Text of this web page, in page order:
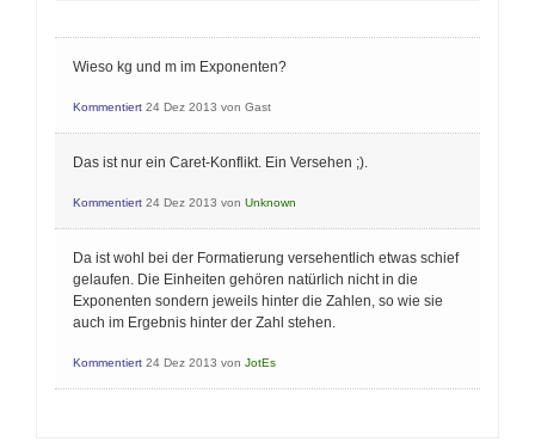
Wieso kg und m im Exponenten?
Kommentiert 24 Dez 2013 von Gast
Das ist nur ein Caret-Konflikt. Ein Versehen ;).
Kommentiert 24 Dez 2013 von Unknown
Da ist wohl bei der Formatierung versehentlich etwas schief
gelaufen. Die Einheiten gehören natürlich nicht in die
Exponenten sondern jeweils hinter die Zahlen, so wie sie
auch im Ergebnis hinter der Zahl stehen.
Kommentiert 24 Dez 2013 von JotEs